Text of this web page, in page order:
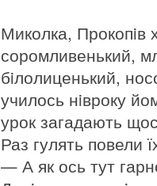
Миколка, Прокопiв
соромливенький,
бiлолиценький,
училось нiвроку
урок загадають
Раз гулять повели
— А як ось тут